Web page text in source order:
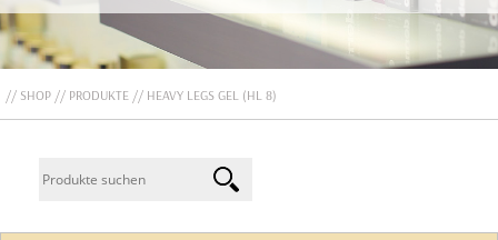
SHOP PRODUKTE HEAVY LEGS GEL (HL 8)